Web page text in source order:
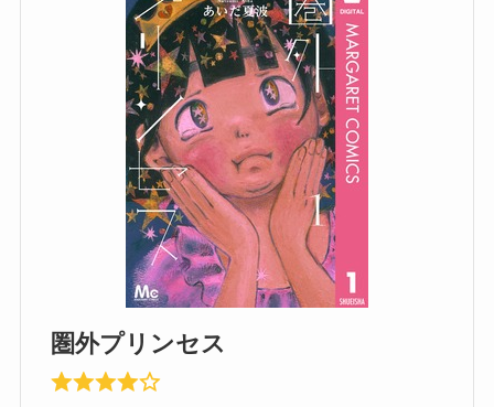
圏外プリンセス